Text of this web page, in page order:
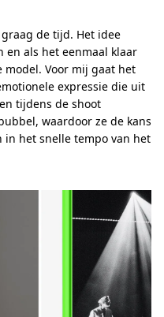
de tijd. Het idee
en als het eenmaal klaar
model. Voor mij gaat het
expressie die uit
tijdens de shoot
waardoor ze de kans
in het snelle tempo van het